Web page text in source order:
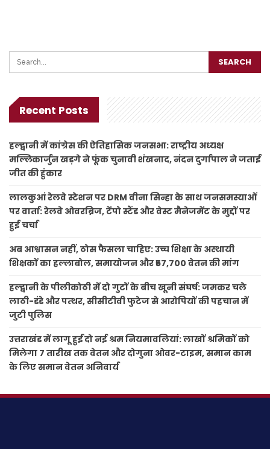
Recent Posts
हल्द्वानी में कांग्रेस की ऐतिहासिक जनसभा: राष्ट्रीय अध्यक्ष
मल्लिकार्जुन खड़गे ने फूंक चुनावी शंखनाद, नंदन दुर्गापाल ने जताई
जीत की हुंकार
लालकुआं रेलवे स्टेशन पर DRM वीना सिन्हा के साथ जनसमस्याओं
पर वार्ता: रेलवे ओवरब्रिज, टेंपो स्टैंड और वेस्ट मैनेजमेंट के मुद्दों पर
हुई चर्चा
अब आश्वासन नहीं, ठोस फैसला चाहिए: उच्च शिक्षा के अस्थायी
शिक्षकों का हल्लाबोल, समायोजन और ₹57,700 वेतन की मांग
हल्द्वानी के पीलीकोठी में दो गुटों के बीच खूनी संघर्ष: जमकर चले
लाठी-डंडे और पत्थर, सीसीटीवी फुटेज से आरोपियों की पहचान में
जुटी पुलिस
उत्तराखंड में लागू हुईं दो नई श्रम नियमावलियां: लाखों श्रमिकों को
मिलेगा 7 तारीख तक वेतन और दोगुना ओवर-टाइम, समान काम
के लिए समान वेतन अनिवार्य